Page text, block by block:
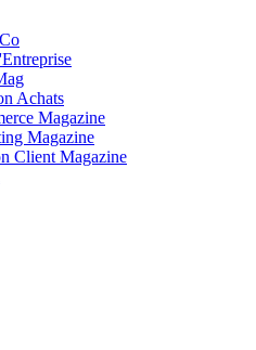
Achats
Magazine
Magazine
Client Magazine